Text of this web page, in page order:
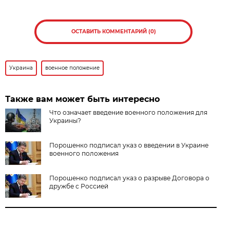
ОСТАВИТЬ КОММЕНТАРИЙ (0)
Украина военное положение
Также вам может быть интересно
Что означает введение военного положения для
Украины?
Порошенко подписал указ о введении в Украине
военного положения
Порошенко подписал указ о разрыве Договора о
дружбе с Россией